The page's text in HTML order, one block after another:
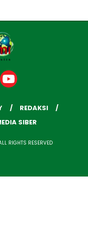
REDAKSI
SIBER
RIGHTS RESERVED